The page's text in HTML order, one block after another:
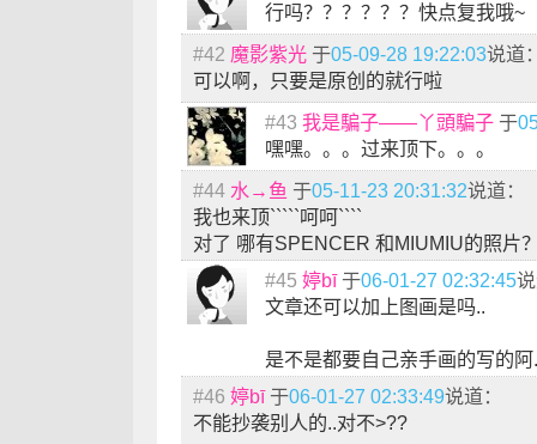
行吗？？？？？？快点复我哦~
#42 魔影紫光 于05-09-28 19:22:03说道
可以啊，只要是原创的就行啦
#43 我是騙子——丫頭騙子 于
嘿嘿。。。过来顶下。。。
#44 水→鱼 于05-11-23 20:31:32说道：
我也来顶`````呵呵````
对了 哪有SPENCER 和MIUMIU的照片
#45 婷bī于06-01-27 02:32:45
文章还可以加上图画是吗..
是不是都要自己亲手画的写的阿
#46 婷bī于06-01-27 02:33:49说道：
不能抄袭别人的..对不>??